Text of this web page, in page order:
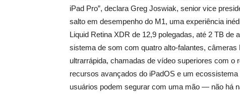
iPad Pro”, declara Greg Joswiak, senior vice
salto em desempenho do M1, uma experiência
Liquid Retina XDR de 12,9 polegadas, até 2 TB de
sistema de som com quatro alto-falantes,
ultrarrápida, chamadas de vídeo superiores com
recursos avançados do iPadOS e um
usuários podem segurar com uma mão — não há